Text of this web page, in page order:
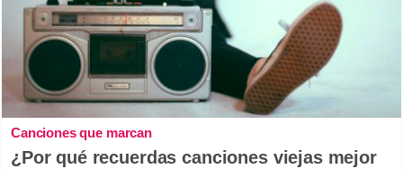
Canciones que marcan
¿Por qué recuerdas canciones viejas mejor